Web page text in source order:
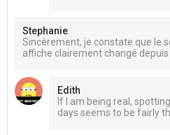
Stephanie
Sincèrement, je constate que le
affiche clairement changé
Edith
If I am being real,
days seems to be fairly